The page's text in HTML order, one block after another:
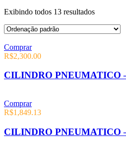
Exibindo todos 13 resultados
Comprar
R$2,300.00
CILINDRO PNEUMATICO
Comprar
R$1,849.13
CILINDRO PNEUMATICO